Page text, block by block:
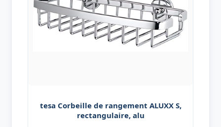
tesa Corbeille de rangement ALUXX S,
rectangulaire, alu